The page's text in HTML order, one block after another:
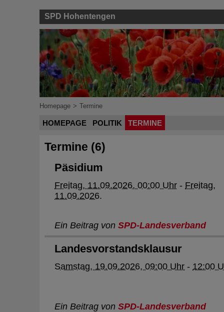
SPD Hohentengen
Homepage > Termine
HOMEPAGE POLITIK TERMINE
Termine (6)
Päsidium
Freitag, 11.09.2026, 00:00 Uhr - Freitag,
11.09.2026.
Ein Beitrag von SPD-Landesverband
Landesvorstandsklausur
Samstag, 19.09.2026, 09:00 Uhr - 12:00
Ein Beitrag von SPD-Landesverband